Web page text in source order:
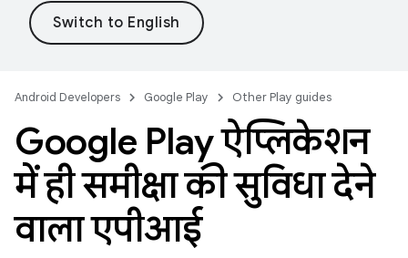
Android Developers Google Play Other Play guides
Google Play ऐप्लिकेशन
में ही समीक्षा की सुविधा देने
वाला एपीआई